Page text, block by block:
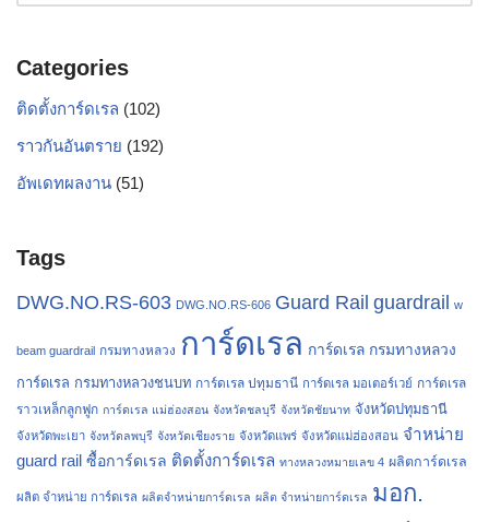
Categories
ติดตั้งการ์ดเรล (102)
ราวกันอันตราย (192)
อัพเดทผลงาน (51)
Tags
DWG.NO.RS-603 DWG.NO.RS-606 Guard Rail guardrail w
beam guardrail กรมทางหลวง การ์ดเรล การ์ดเรล กรมทางหลวง
การ์ดเรล กรมทางหลวงชนบท การ์ดเรล ปทุมธานี การ์ดเรล มอเตอร์เวย์ การ์ดเรล
ราวเหล็กลูกฟูก การ์ดเรล แม่ฮ่องสอน จังหวัดชลบุรี จังหวัดชัยนาท จังหวัดปทุมธานี
จังหวัดพะเยา จังหวัดลพบุรี จังหวัดเชียงราย จังหวัดแพร่ จังหวัดแม่ฮ่องสอน จำหน่าย
guard rail ซื้อการ์ดเรล ติดตั้งการ์ดเรล ทางหลวงหมายเลข 4 ผลิตการ์ดเรล
ผลิต จำหน่าย การ์ดเรล ผลิตจำหน่ายการ์ดเรล ผลิต จำหน่ายการ์ดเรล มอก.